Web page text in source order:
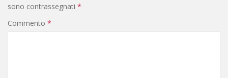
sono contrassegnati *
Commento *